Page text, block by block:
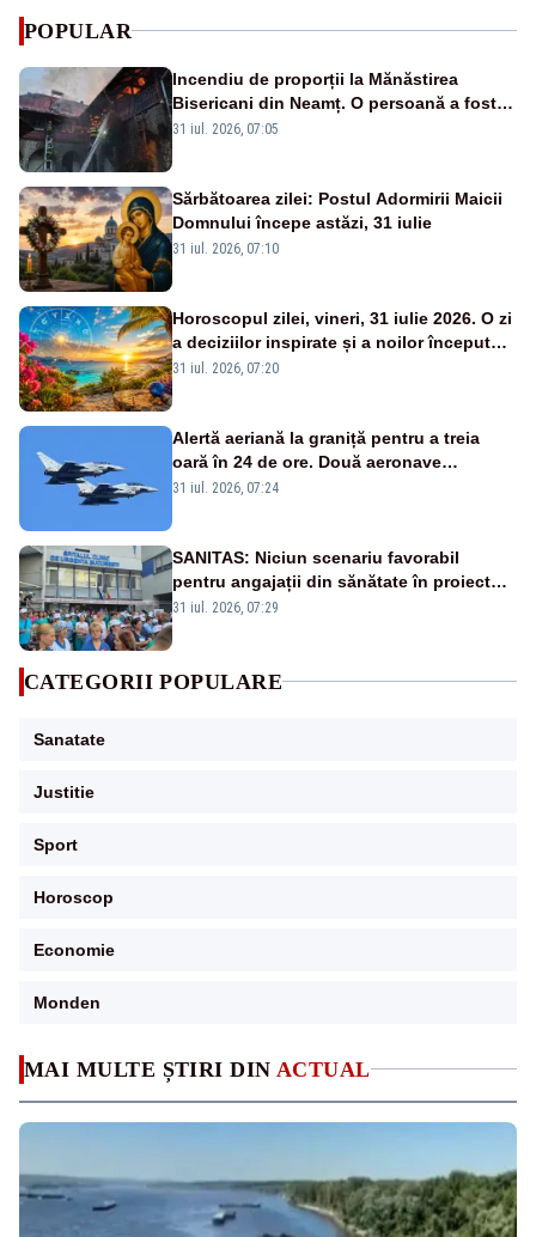
MAI MULTE ȘTIRI DIN ACTUAL
POPULAR
Incendiu de proporții la Mănăstirea
Bisericani din Neamț. O persoană a fost
găsită carbonizată - FOTO/ VIDEO
31 iul. 2026, 07:05
Sărbătoarea zilei: Postul Adormirii Maicii
Domnului începe astăzi, 31 iulie
31 iul. 2026, 07:10
Horoscopul zilei, vineri, 31 iulie 2026. O zi
a deciziilor inspirate și a noilor începuturi.
Vezi zodiile vizate
31 iul. 2026, 07:20
Alertă aeriană la graniță pentru a treia
oară în 24 de ore. Două aeronave
Eurofighter britanice au fost ridicate de la
31 iul. 2026, 07:24
SANITAS: Niciun scenariu favorabil
pentru angajații din sănătate în proiectul
Legii salarizării
31 iul. 2026, 07:29
CATEGORII POPULARE
Sanatate
Justitie
Sport
Horoscop
Economie
Monden